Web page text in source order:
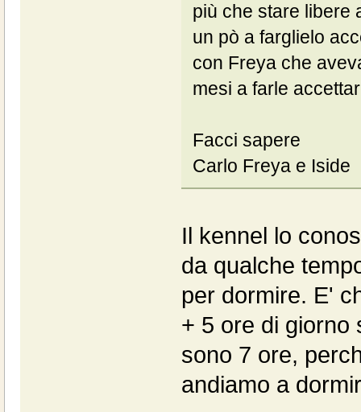
più che stare libere
un pò a farglielo
con Freya che
mesi a farle
Facci sapere
Carlo Freya e Iside
Il kennel lo
da qualche
per dormire. E'
+ 5 ore di giorno
sono 7 ore,
andiamo a